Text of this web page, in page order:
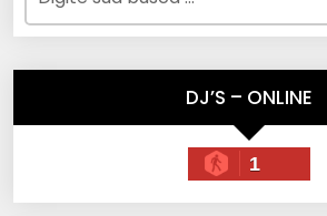
DJ’S – ONLINE
1